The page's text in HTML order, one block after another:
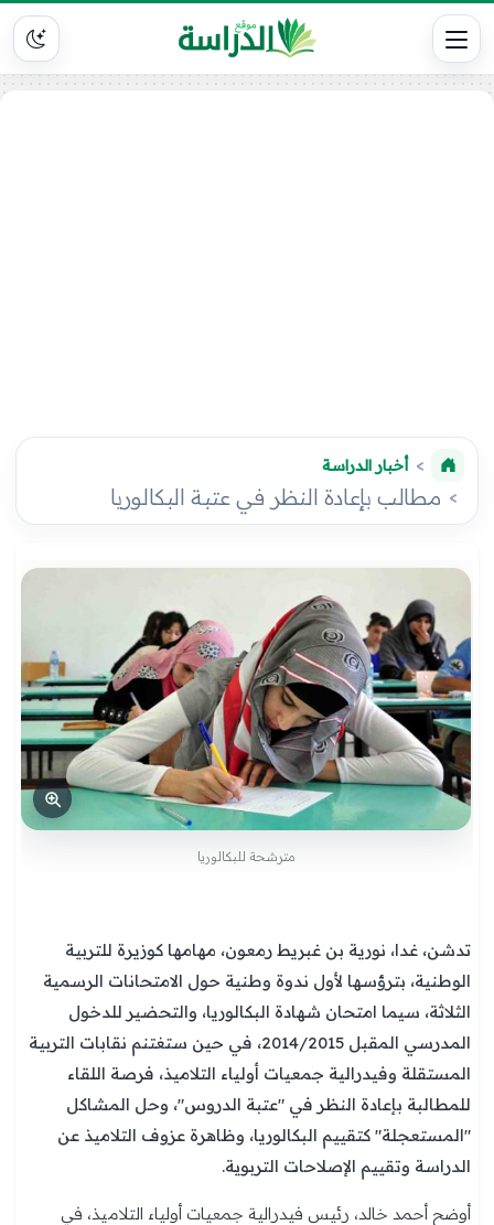
أخبار الدراسة
مطالب بإعادة النظر في عتبة البكالوريا
مترشحة للبكالوريا
تدشن، غدا، نورية بن غبريط رمعون، مهامها كوزيرة للتربية
الوطنية، بترؤسها لأول ندوة وطنية حول الامتحانات الرسمية
الثلاثة، سيما امتحان شهادة البكالوريا، والتحضير للدخول
المدرسي المقبل 2014/2015، في حين ستغتنم نقابات التربية
المستقلة وفيدرالية جمعيات أولياء التلاميذ، فرصة اللقاء
للمطالبة بإعادة النظر في "عتبة الدروس"، وحل المشاكل
"المستعجلة" كتقييم البكالوريا، وظاهرة عزوف التلاميذ عن
الدراسة وتقييم الإصلاحات التربوية.
أوضح أحمد خالد، رئيس فيدرالية جمعيات أولياء التلاميذ، في